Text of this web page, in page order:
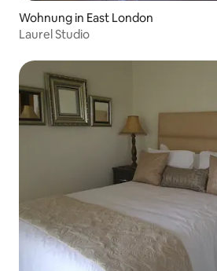
Wohnung in East London
Laurel Studio